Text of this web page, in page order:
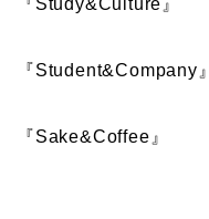
『Study&Culture』
『Student&Company』
『Sake&Coffee』